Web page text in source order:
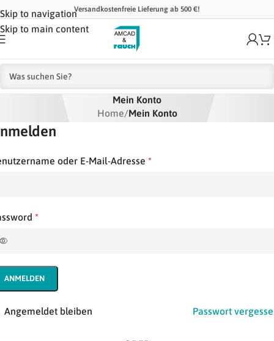
Skip to navigation
Skip to main content
Versandkostenfreie Lieferung ab 500 €!
Mein Konto
Home/Mein Konto
oder E-Mail-Adresse *
*
ANMELDEN
Passwort
Angemeldet bleiben